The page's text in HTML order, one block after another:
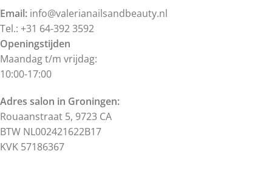
Email: info@valerianailsandbeauty.nl
Tel.: +31 64-392 3592
Openingstijden
Maandag t/m vrijdag:
10:00-17:00
Adres salon in Groningen:
Rouaanstraat 5, 9723 CA
BTW NL002421622B17
KVK 57186367